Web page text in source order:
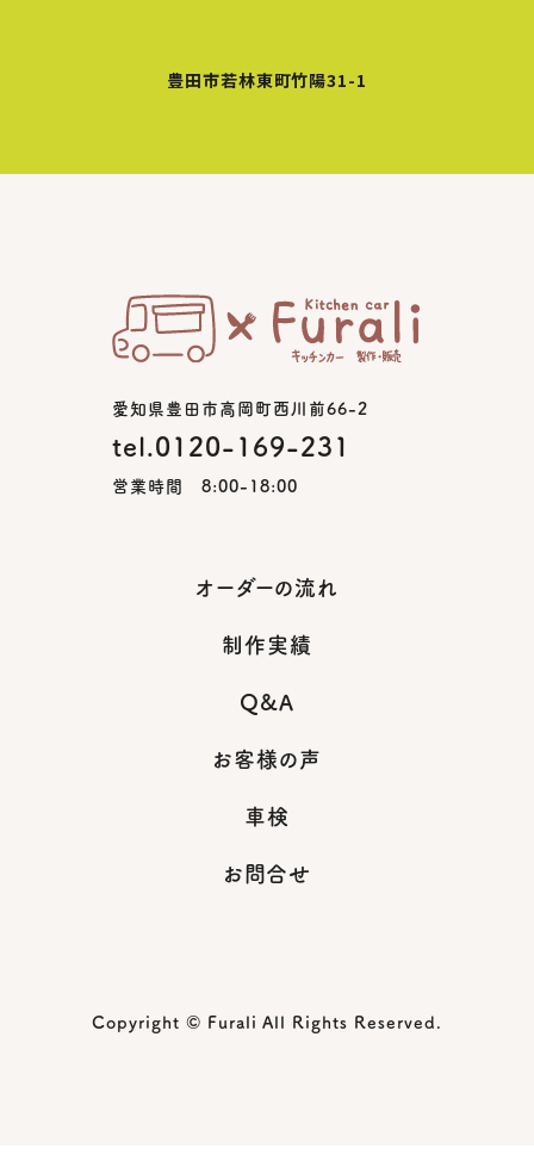
豊田市若林東町竹陽31-1
愛知県豊田市高岡町西川前66-2
tel.0120-169-231
営業時間 8:00-18:00
オーダーの流れ
制作実績
Q&A
お客様の声
車検
お問合せ
Copyright © Furali All Rights Reserved.